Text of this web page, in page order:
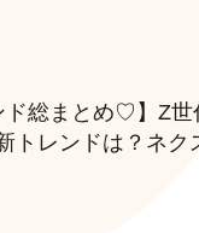
ド総まとめ♡】Z世
トレンドは？ネク